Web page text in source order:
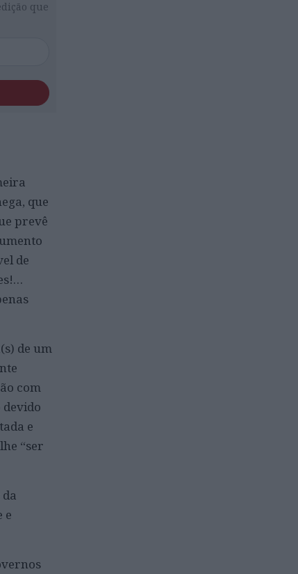
que
que
prevê
de
de um
com
e
“ser
e